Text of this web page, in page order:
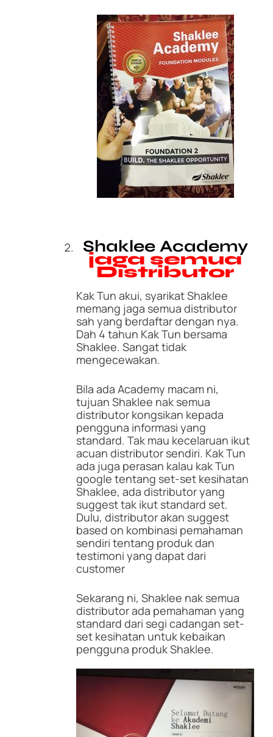
Shaklee Academy
jaga semua
Distributor
Kak Tun akui, syarikat Shaklee
memang jaga semua distributor
sah yang berdaftar dengan nya.
Dah 4 tahun Kak Tun bersama
Shaklee. Sangat tidak
mengecewakan.
Bila ada Academy macam ni,
tujuan Shaklee nak semua
distributor kongsikan kepada
pengguna informasi yang
standard. Tak mau kecelaruan ikut
acuan distributor sendiri. Kak Tun
ada juga perasan kalau kak Tun
google tentang set-set kesihatan
Shaklee, ada distributor yang
suggest tak ikut standard set.
Dulu, distributor akan suggest
based on kombinasi pemahaman
sendiri tentang produk dan
testimoni yang dapat dari
customer
Sekarang ni, Shaklee nak semua
distributor ada pemahaman yang
standard dari segi cadangan set-
set kesihatan untuk kebaikan
pengguna produk Shaklee.